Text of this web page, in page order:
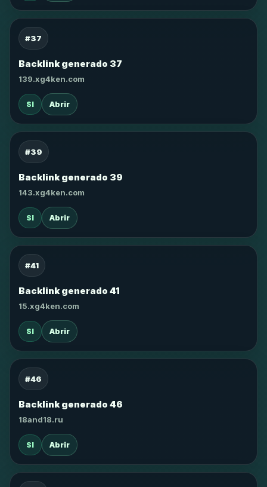
#37
Backlink generado 37
139.xg4ken.com
SI Abrir
#39
Backlink generado 39
143.xg4ken.com
SI Abrir
#41
Backlink generado 41
15.xg4ken.com
SI Abrir
#46
Backlink generado 46
18and18.ru
SI Abrir